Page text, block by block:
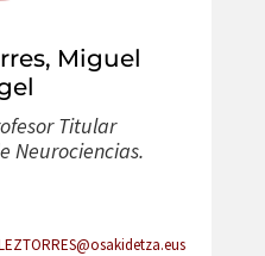
Miguel
Titular
Neurociencias.